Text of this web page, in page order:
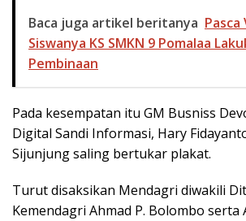
Baca juga artikel beritanya Pasca
Siswanya KS SMKN 9 Pomalaa
Pembinaan
Pada kesempatan itu GM Busniss
Digital Sandi Informasi, Hary
Sijunjung saling bertukar plakat.
Turut disaksikan Mendagri diwakili
Kemendagri Ahmad P. Bolombo serta